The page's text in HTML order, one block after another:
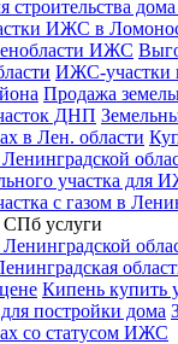
строительства
ИЖС в
ИЖС
ИЖС-участки
Продажа
ДНП
в Лен. области
участка для
с газом в
услуги
Кипень купить
постройки дома
со статусом ИЖС